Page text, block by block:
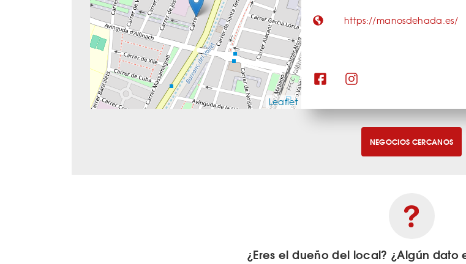
Leaflet
https://manosdehada.es/
NEGOCIOS CERCANOS
¿Eres el dueño del local? ¿Algún dato